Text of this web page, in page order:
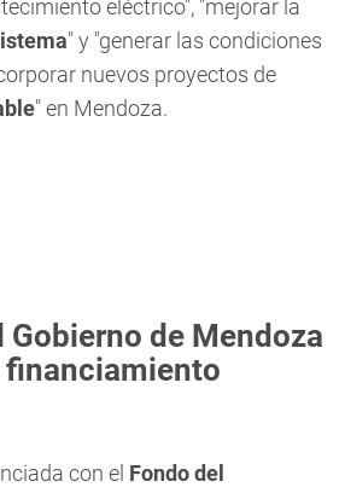
eléctrico", "mejorar la
" y "generar las condiciones
nuevos proyectos de
" en Mendoza.
Gobierno de Mendoza
financiamiento
con el Fondo del